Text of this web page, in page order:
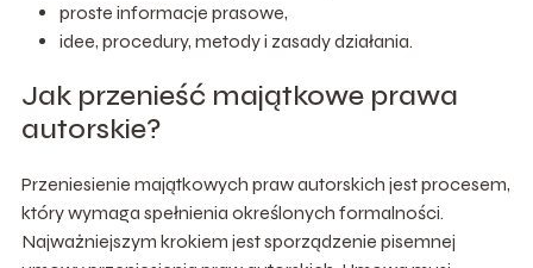
proste informacje prasowe,
idee, procedury, metody i zasady działania.
Jak przenieść majątkowe prawa
autorskie?
Przeniesienie majątkowych praw autorskich jest procesem,
który wymaga spełnienia określonych formalności.
Najważniejszym krokiem jest sporządzenie pisemnej